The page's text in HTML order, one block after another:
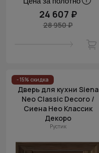
24 607 ₽
28 950 ₽
- 15% скидка
Дверь для кухни Siena
Neo Classic Decoro /
Сиена Нео Классик
Декоро
Рустик